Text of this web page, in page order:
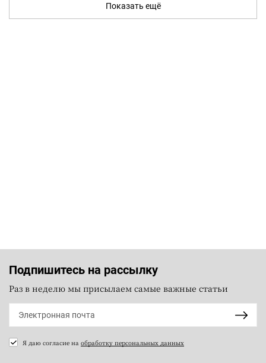
Показать ещё
Подпишитесь на рассылку
Раз в неделю мы присылаем самые важные статьи
Я даю согласие на обработку персональных данных